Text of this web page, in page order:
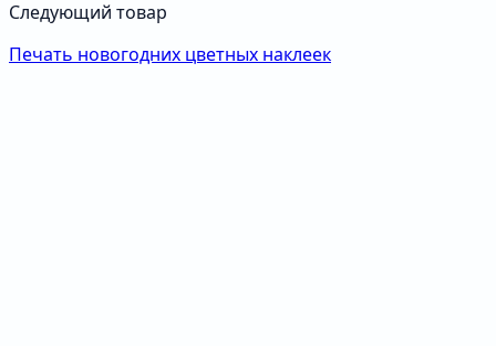
Следующий товар
Печать новогодних цветных наклеек